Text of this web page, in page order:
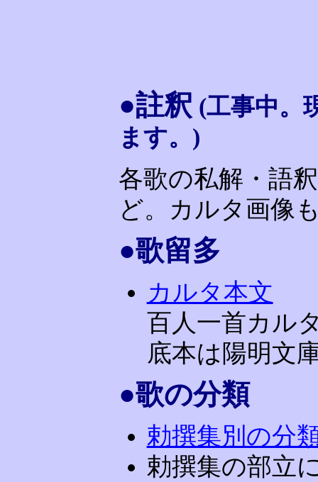
●註釈 (工事中。
ます。)
各歌の私解・語
ど。カルタ画像
●歌留多
カルタ本文
百人一首カル
底本は陽明文
●歌の分類
勅撰集別の分
勅撰集の部立